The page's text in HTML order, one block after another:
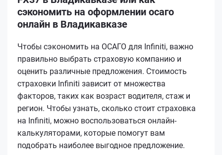
сэкономить на оформлении осаго
онлайн в Владикавказе
Чтобы сэкономить на ОСАГО для Infiniti, важно
правильно выбрать страховую компанию и
оценить различные предложения. Стоимость
страховки Infiniti зависит от множества
факторов, таких как возраст водителя, стаж и
регион. Чтобы узнать, сколько стоит страховка
на Infiniti, можно воспользоваться онлайн-
калькуляторами, которые помогут вам
подобрать наиболее выгодное предложение.